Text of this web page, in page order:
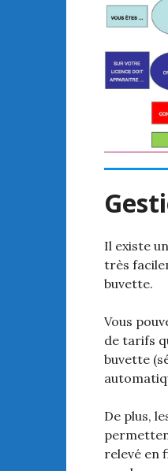
Il existe
très
buvette.
Vous
de tarifs
buvette
De plus,
relevé en